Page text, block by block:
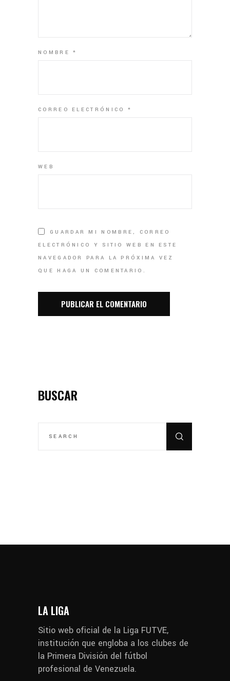
NOMBRE*
CORREO ELECTRÓNICO *
WEB
GUARDAR MI NOMBRE, CORREO
ELECTRÓNICO Y SITIO WEB EN ESTE
NAVEGADOR PARA LA PRÓXIMA VEZ
QUE HAGA UN COMENTARIO.
BUSCAR
LA LIGA
Sitio web oficial de la Liga FUTVE,
institución que engloba a los clubes de
la Primera División del fútbol
profesional de Venezuela.